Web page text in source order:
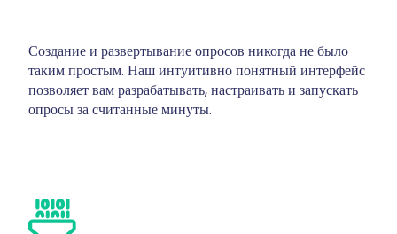
Создание и развертывание опросов никогда не было
таким простым. Наш интуитивно понятный интерфейс
позволяет вам разрабатывать, настраивать и запускать
опросы за считанные минуты.